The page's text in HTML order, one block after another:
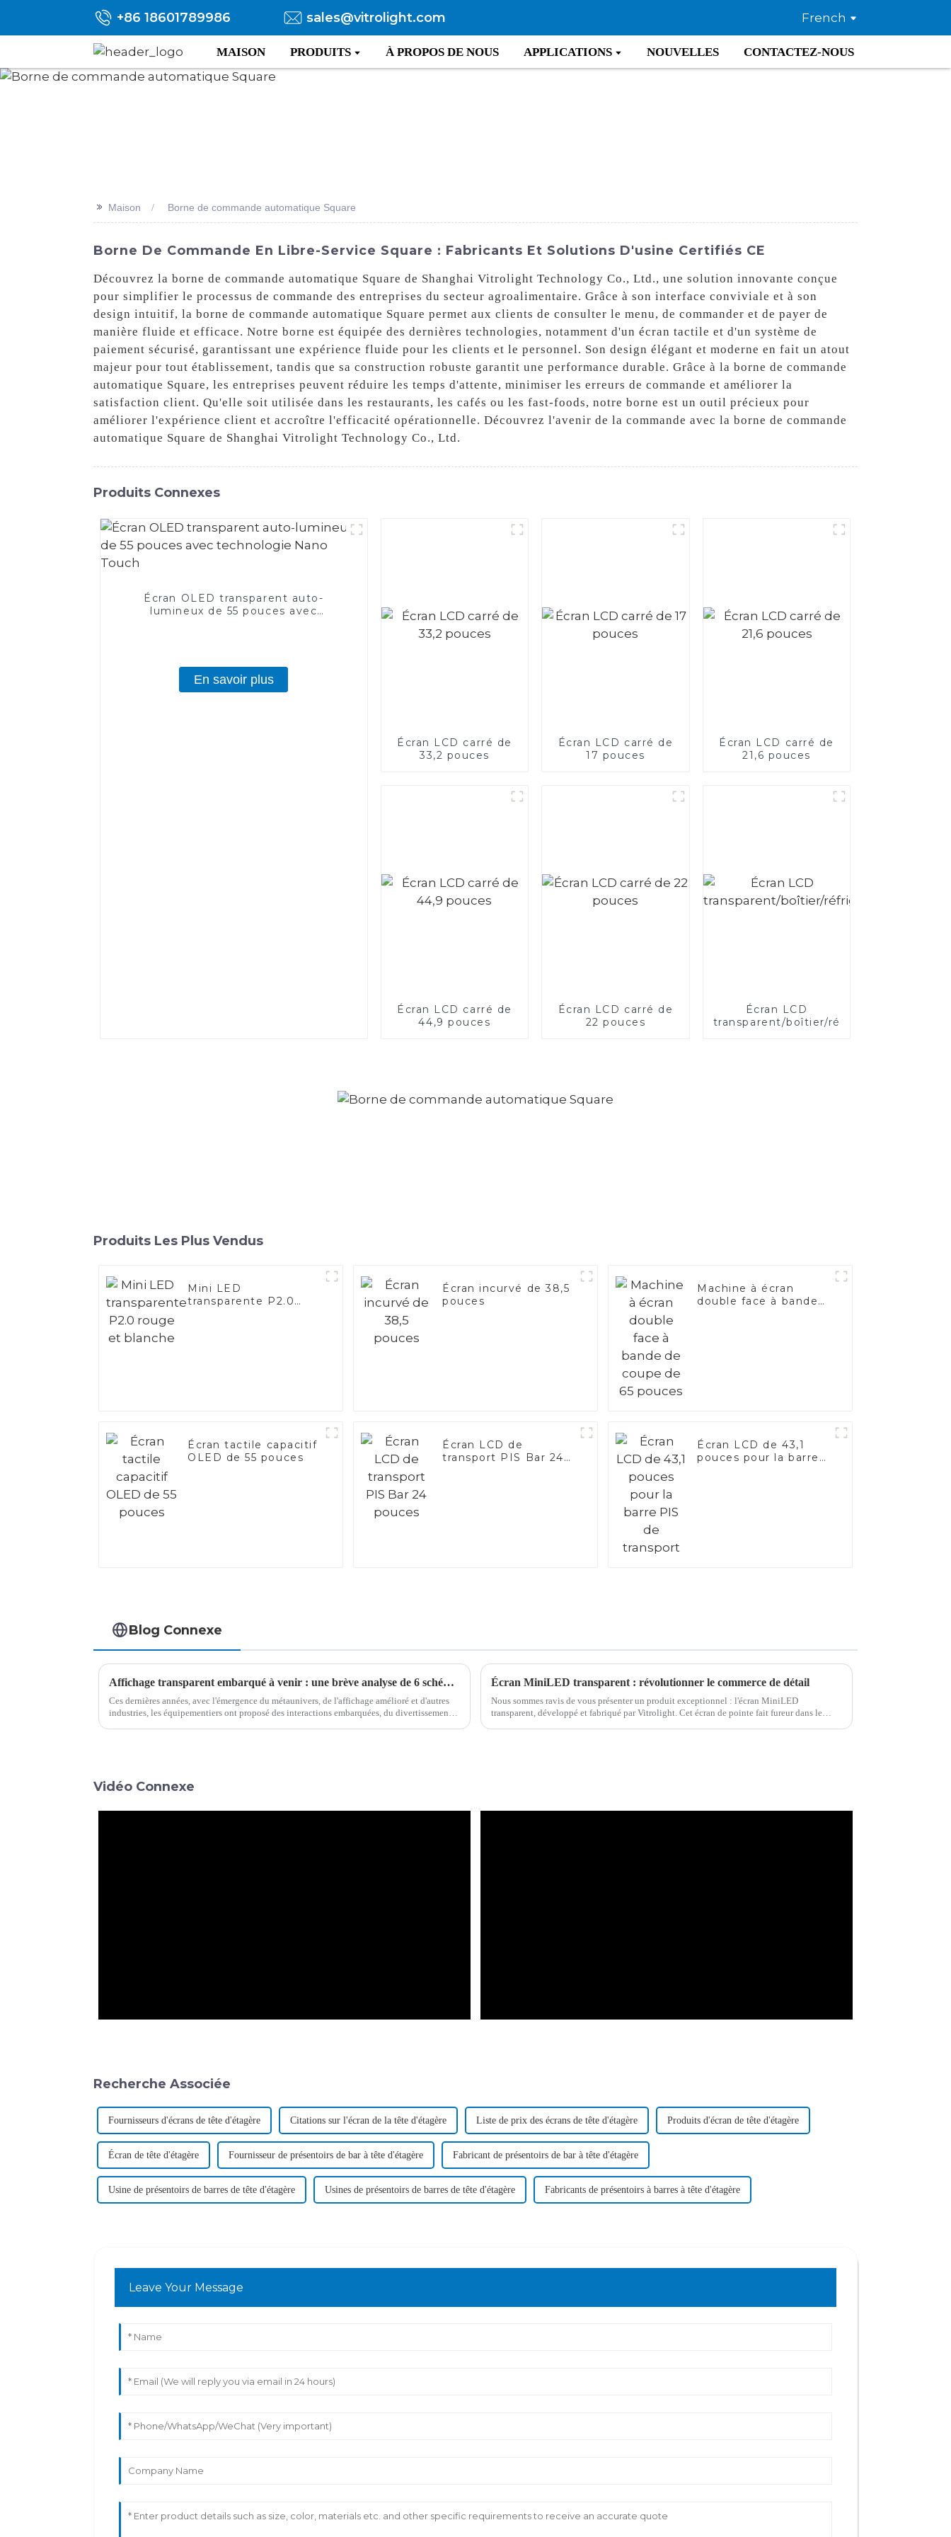
+86 18601789986 sales@vitrolight.com French
MAISON PRODUITS À PROPOS DE NOUS APPLICATIONS NOUVELLES CONTACTEZ-NOUS
>> Maison Borne de commande automatique Square
Borne De Commande En Libre-Service Square : Fabricants Et Solutions D'usine Certifiés CE
Découvrez la borne de commande automatique Square de Shanghai Vitrolight Technology Co., Ltd., une solution innovante conçue
pour simplifier le processus de commande des entreprises du secteur agroalimentaire. Grâce à son interface conviviale et à son
design intuitif, la borne de commande automatique Square permet aux clients de consulter le menu, de commander et de payer de
manière fluide et efficace. Notre borne est équipée des dernières technologies, notamment d'un écran tactile et d'un système de
paiement sécurisé, garantissant une expérience fluide pour les clients et le personnel. Son design élégant et moderne en fait un atout
majeur pour tout établissement, tandis que sa construction robuste garantit une performance durable. Grâce à la borne de commande
automatique Square, les entreprises peuvent réduire les temps d'attente, minimiser les erreurs de commande et améliorer la
satisfaction client. Qu'elle soit utilisée dans les restaurants, les cafés ou les fast-foods, notre borne est un outil précieux pour
améliorer l'expérience client et accroître l'efficacité opérationnelle. Découvrez l'avenir de la commande avec la borne de commande
automatique Square de Shanghai Vitrolight Technology Co., Ltd.
Produits Connexes
Écran OLED transparent auto-
lumineux de 55 pouces avec
En savoir plus
Écran LCD carré de
33,2 pouces
Écran LCD carré de
17 pouces
Écran LCD carré de
21,6 pouces
Écran LCD carré de
44,9 pouces
Écran LCD carré de
22 pouces
Écran LCD
transparent/boîtier/réfrigérateur
Produits Les Plus Vendus
Mini LED
transparente P2.0
Écran incurvé de 38,5
pouces
Machine à écran
double face à bande
Écran tactile capacitif
OLED de 55 pouces
Écran LCD de
transport PIS Bar 24
Écran LCD de 43,1
pouces pour la barre
Blog Connexe
Affichage transparent embarqué à venir : une brève analyse de 6 schémas populaires
Ces dernières années, avec l'émergence du métaunivers, de l'affichage amélioré et d'autres
industries, les équipementiers ont proposé des interactions embarquées, du divertissement,
Écran MiniLED transparent : révolutionner le commerce de détail
Nous sommes ravis de vous présenter un produit exceptionnel : l'écran MiniLED
transparent, développé et fabriqué par Vitrolight. Cet écran de pointe fait fureur dans le
Vidéo Connexe
Recherche Associée
Fournisseurs d'écrans de tête d'étagère Citations sur l'écran de la tête d'étagère Liste de prix des écrans de tête d'étagère Produits d'écran de tête d'étagère
Écran de tête d'étagère Fournisseur de présentoirs de bar à tête d'étagère Fabricant de présentoirs de bar à tête d'étagère
Usine de présentoirs de barres de tête d'étagère Usines de présentoirs de barres de tête d'étagère Fabricants de présentoirs à barres à tête d'étagère
Leave Your Message